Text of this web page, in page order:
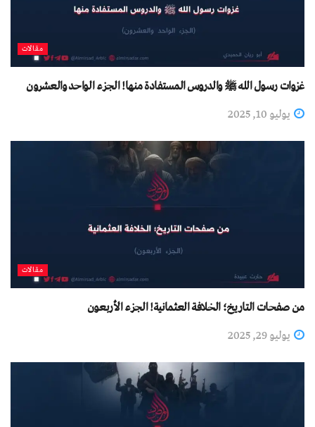
مقالات
غزوات رسول الله ﷺ والدروس المستفادة منها! الجزء الواحد والعشرون
يوليو 10, 2025
مقالات
من صفحات التاريخ؛ الخلافة العثمانية! الجزء الأربعون
يوليو 29, 2025